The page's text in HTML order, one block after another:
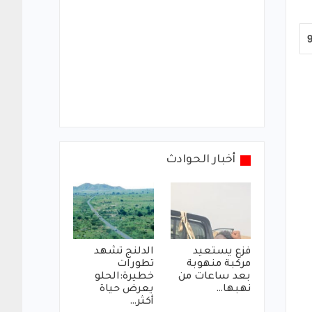
أخبار الحوادث
فزع يستعيد
مركبة منهوبة
بعد ساعات من
نهبها…
الدلنج تشهد
تطورات
خطيرة:الحلو
يعرض حياة
أكثر…